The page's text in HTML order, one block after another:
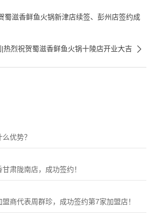
蜀滋香鲜鱼火锅新津店续签、彭州店签约成

热烈祝贺蜀滋香鲜鱼火锅十陵店开业大吉
优势？
肃陇南店，成功签约！
商代表周群珍，成功签约第7家加盟店！